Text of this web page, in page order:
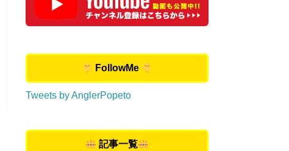
FollowMe
Tweets by AnglerPopeto
記事一覧